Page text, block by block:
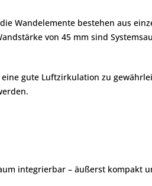
Wandelemente bestehen aus
von 45 mm sind
gute Luftzirkulation zu
integrierbar – äußerst kompakt